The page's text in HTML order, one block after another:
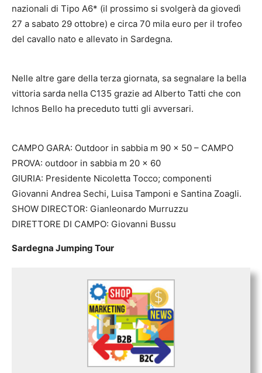
nazionali di Tipo A6* (il prossimo si svolgerà da giovedì
27 a sabato 29 ottobre) e circa 70 mila euro per il trofeo
del cavallo nato e allevato in Sardegna.
Nelle altre gare della terza giornata, sa segnalare la bella
vittoria sarda nella C135 grazie ad Alberto Tatti che con
Ichnos Bello ha preceduto tutti gli avversari.
CAMPO GARA: Outdoor in sabbia m 90 x 50 – CAMPO
PROVA: outdoor in sabbia m 20 x 60
GIURIA: Presidente Nicoletta Tocco; componenti
Giovanni Andrea Sechi, Luisa Tamponi e Santina Zoagli.
SHOW DIRECTOR: Gianleonardo Murruzzu
DIRETTORE DI CAMPO: Giovanni Bussu
Sardegna Jumping Tour